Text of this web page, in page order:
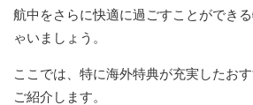
航中をさらに快適に過ごすことができ
ゃいましょう。
ここでは、特に海外特典が充実したお
ご紹介します。